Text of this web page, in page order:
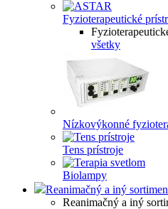
Fyzioterapeutické
všetky
Nízkovýkonné
Tens prístroje
Biolampy
Reanimačný a iný
Reanimačný a iný